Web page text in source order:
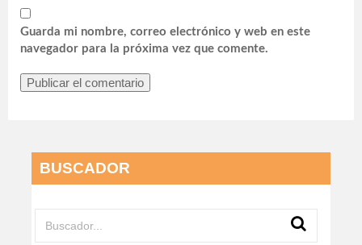
Guarda mi nombre, correo electrónico y web en este
navegador para la próxima vez que comente.
BUSCADOR